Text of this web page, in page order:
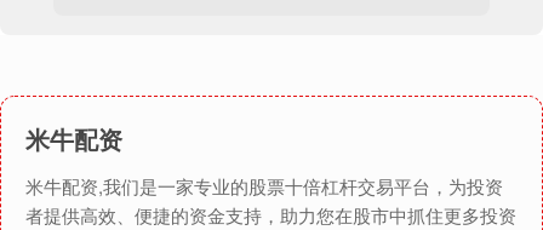
米牛配资
米牛配资,我们是一家专业的股票十倍杠杆交易平台，为投资
者提供高效、便捷的资金支持，助力您在股市中抓住更多投资